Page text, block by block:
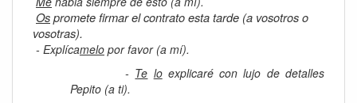
Ospromete firmar el contrato esta tarde (a vosotros o
vosotras).
- Explícamelo por favor (a mí).
- Te loexplicaré con lujo de detalles
Pepito (a ti).